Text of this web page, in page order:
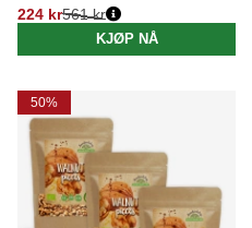
224 kr
Vanlig pris:
561 kr
KJØP NÅ
50%